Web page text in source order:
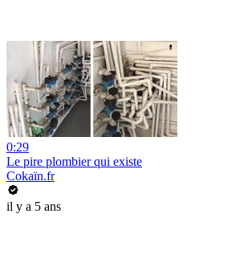
0:29
Le pire plombier qui existe
Cokaïn.fr
il y a 5 ans